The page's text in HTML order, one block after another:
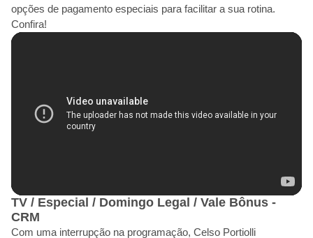
opções de pagamento especiais para facilitar a sua rotina.
Confira!
TV / Especial / Domingo Legal / Vale Bônus -
CRM
Com uma interrupção na programação, Celso Portiolli